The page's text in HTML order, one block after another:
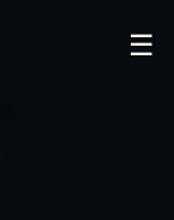
☰